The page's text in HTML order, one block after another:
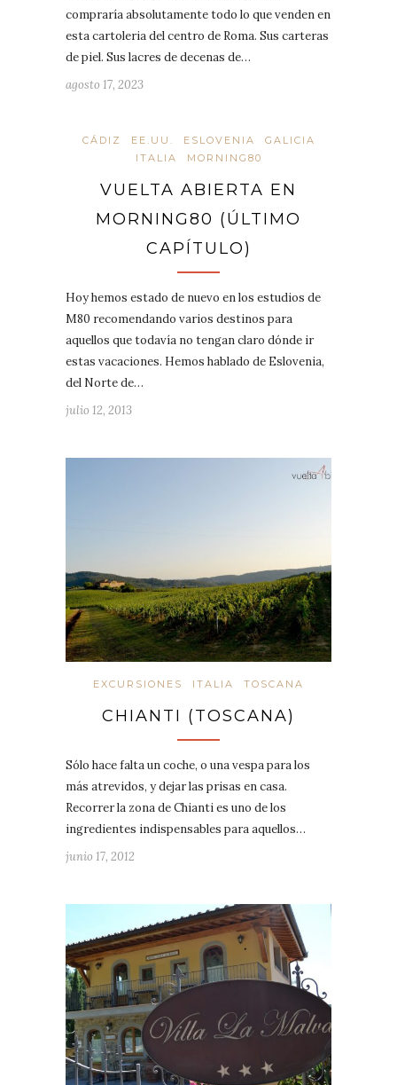
compraría absolutamente todo lo que venden en
esta cartoleria del centro de Roma. Sus carteras
de piel. Sus lacres de decenas de…
agosto 17, 2023
CÁDIZ EE.UU. ESLOVENIA
GALICIA
ITALIA
MORNING80
VUELTA ABIERTA EN
MORNING80 (ÚLTIMO
CAPÍTULO)
Hoy hemos estado de nuevo en los estudios de
M80 recomendando varios destinos para
aquellos que todavía no tengan claro dónde ir
estas vacaciones. Hemos hablado de Eslovenia,
del Norte de…
julio 12, 2013
EXCURSIONES ITALIA TOSCANA
CHIANTI (TOSCANA)
Sólo hace falta un coche, o una vespa para los
más atrevidos, y dejar las prisas en casa.
Recorrer la zona de Chianti es uno de los
ingredientes indispensables para aquellos…
junio 17, 2012